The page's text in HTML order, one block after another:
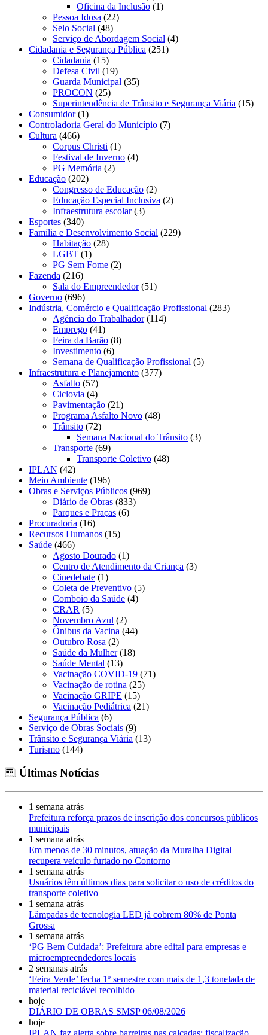
Oficina da Inclusão (1)
Pessoa Idosa (22)
Selo Social (48)
Serviço de Abordagem Social (4)
Cidadania e Segurança Pública (251)
Cidadania (15)
Defesa Civil (19)
Guarda Municipal (35)
PROCON (25)
Superintendência de Trânsito e Segurança Viária (15)
Consumidor(1)
Controladoria Geral do Município (7)
Cultura (466)
Corpus Christi (1)
Festival de Inverno (4)
PG Memória (2)
Educação (202)
Congresso de Educação (2)
Educação Especial Inclusiva (2)
Infraestrutura escolar(3)
Esportes (340)
Família e Desenvolvimento Social (229)
Habitação (28)
LGBT (1)
PG Sem Fome (2)
Fazenda (216)
Sala do Empreendedor(51)
Governo (696)
Indústria, Comércio e Qualificação Profissional (283)
Agência do Trabalhador(114)
Emprego (41)
Feira da Barão (8)
Investimento (6)
Semana de Qualificação Profissional (5)
Infraestrutura e Planejamento (377)
Asfalto (57)
Ciclovia (4)
Pavimentação (21)
Programa Asfalto Novo (48)
Trânsito (72)
Semana Nacional do Trânsito (3)
Transporte (69)
Transporte Coletivo (48)
IPLAN (42)
Meio Ambiente (196)
Obras e Serviços Públicos (969)
Diário de Obras (833)
Parques e Praças (6)
Procuradoria (16)
Recursos Humanos (15)
Saúde (466)
Agosto Dourado (1)
Centro de Atendimento da Criança (3)
Cinedebate (1)
Coleta de Preventivo (5)
Comboio da Saúde (4)
CRAR (5)
Novembro Azul (2)
Ônibus da Vacina (44)
Outubro Rosa (2)
Saúde da Mulher(18)
Saúde Mental (13)
Vacinação COVID-19 (71)
Vacinação de rotina (25)
Vacinação GRIPE (15)
Vacinação Pediátrica (21)
Segurança Pública (6)
Serviço de Obras Sociais (9)
Trânsito e Segurança Viária (13)
Turismo (144)
Últimas Notícias
1 semana atrás
Prefeitura reforça prazos de inscrição dos concursos públicos
municipais
1 semana atrás
Em menos de 30 minutos, atuação da Muralha Digital
recupera veículo furtado no Contorno
1 semana atrás
Usuários têm últimos dias para solicitar o uso de créditos do
transporte coletivo
1 semana atrás
Lâmpadas de tecnologia LED já cobrem 80% de Ponta
Grossa
1 semana atrás
‘PG Bem Cuidada’: Prefeitura abre edital para empresas e
microempreendedores locais
2 semanas atrás
‘Feira Verde’ fecha 1º semestre com mais de 1,3 tonelada de
material reciclável recolhido
hoje
DIÁRIO DE OBRAS SMSP 06/08/2026
hoje
IPLAN faz alerta sobre barreiras nas calçadas: fiscalização